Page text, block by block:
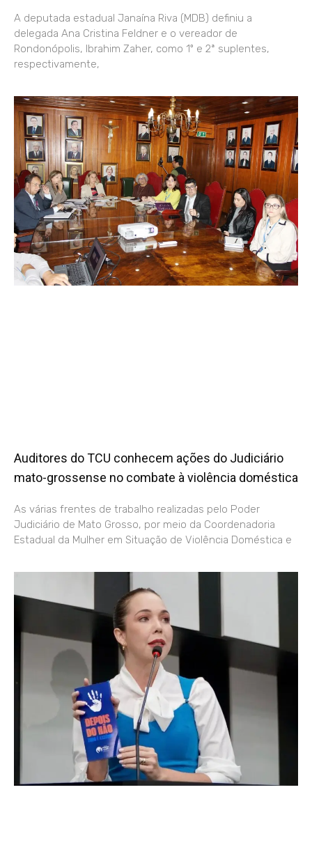
A deputada estadual Janaína Riva (MDB) definiu a
delegada Ana Cristina Feldner e o vereador de
Rondonópolis, Ibrahim Zaher, como 1º e 2ª suplentes,
respectivamente,
Auditores do TCU conhecem ações do Judiciário
mato-grossense no combate à violência doméstica
As várias frentes de trabalho realizadas pelo Poder
Judiciário de Mato Grosso, por meio da Coordenadoria
Estadual da Mulher em Situação de Violência Doméstica e